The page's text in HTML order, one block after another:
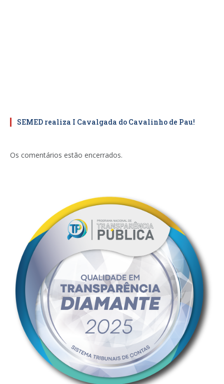
SEMED realiza I Cavalgada do Cavalinho de Pau!
Os comentários estão encerrados.